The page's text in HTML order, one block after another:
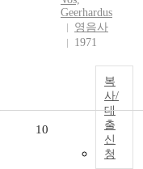
Geerhardus
영음사
1971
복
사/
대
출
신
청
10